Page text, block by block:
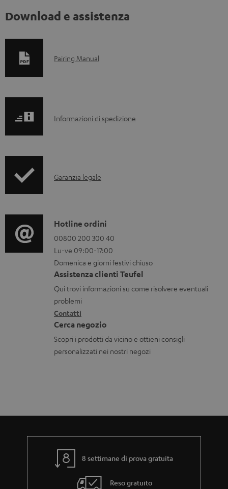
Download e assistenza
D
m
i
a
r
i
c
a
b
i
l
i
Pairing Manual
I
r
z
i
o
n
i
d
i
s
p
o
e
Informazioni di spedizione
I
o
r
m
a
z
i
o
n
i
z
a
Garanzia legale
C
o
n
t
a
t
t
i
Hotline ordini
00800 200 300 40
Lu-ve 09:00-17:00
Domenica e giorni festivi chiuso
Assistenza clienti Teufel
Qui trovi informazioni su come risolvere eventuali
problemi
Contatti
Cerca negozio
Scopri i prodotti da vicino e ottieni consigli
personalizzati nei nostri negozi
8 settimane di prova gratuita
Reso gratuito